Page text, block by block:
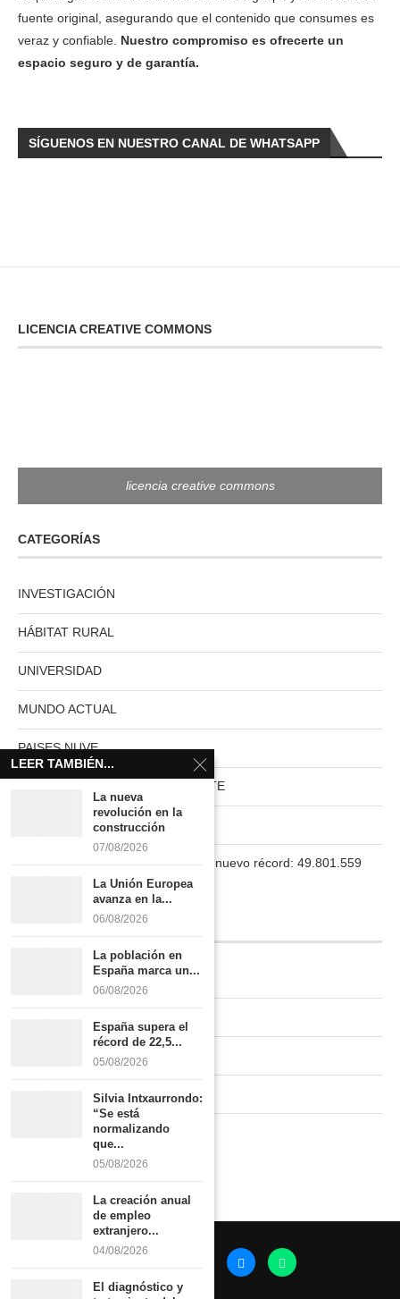
fuente original, asegurando que el contenido que consumes es
veraz y confiable. Nuestro compromiso es ofrecerte un
espacio seguro y de garantía.
SÍGUENOS EN NUESTRO CANAL DE WHATSAPP
LICENCIA CREATIVE COMMONS
licencia creative commons
CATEGORÍAS
INVESTIGACIÓN
HÁBITAT RURAL
UNIVERSIDAD
MUNDO ACTUAL
PAISES NUVE
HABITAT RURAL AUTOSUFICIENTE
La población en España marca un nuevo récord: 49.801.559
INFORMACIÓN
Quiénes somos
Publicidad tarifas
Política de privacidad
LEER TAMBIÉN...
La nueva
revolución en la
construcción
07/08/2026
La Unión Europea
avanza en la...
06/08/2026
La población en
España marca un...
06/08/2026
España supera el
récord de 22,5...
05/08/2026
Silvia Intxaurrondo:
“Se está
normalizando
que...
05/08/2026
La creación anual
de empleo
extranjero...
04/08/2026
El diagnóstico y